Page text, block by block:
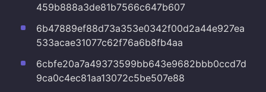
459b888a3de81b7566c647b607
6b47889ef88d73a353e0342f00d2a44e927ea
533acae31077c62f76a6b8fb4aa
6cbfe20a7a49373599bb643e9682bbb0ccd7d
9ca0c4ec81aa13072c5be507e88